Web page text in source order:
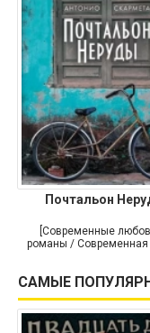
Почтальон
[Современные
романы / Современная
САМЫЕ